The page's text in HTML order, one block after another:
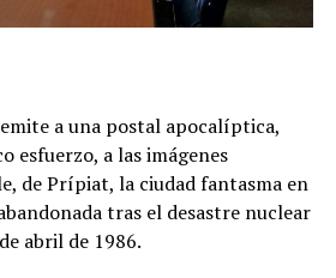
a una postal apocalíptica,
esfuerzo, a las imágenes
de Prípiat, la ciudad fantasma en
tras el desastre nuclear
abril de 1986.